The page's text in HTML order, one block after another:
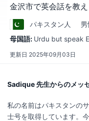
金沢市で英会話を教
パキスタン 人 男
母国語: Urdu but speak
更新日 2025年09月03日
Sadique 先生からのメッ
私の名前はパキスタンの
士号を取得しています。